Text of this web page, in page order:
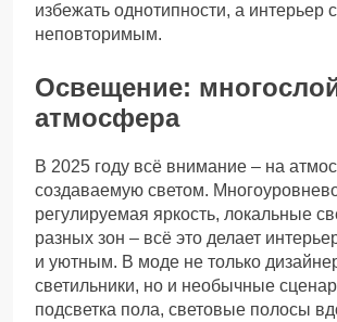
избежать однотипности, а интерьер
неповторимым.
Освещение:
атмосфера
В 2025 году всё внимание – на
создаваемую светом.
регулируемая яркость, локальные
разных зон – всё это делает
и уютным. В моде не только
светильники, но и необычные
подсветка пола, световые полосы